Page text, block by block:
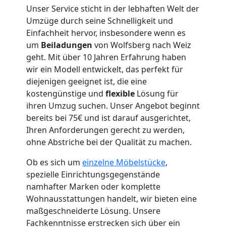
Unser Service sticht in der lebhaften Welt der
Umzüge durch seine Schnelligkeit und
Einfachheit hervor, insbesondere wenn es
um Beiladungen von Wolfsberg nach Weiz
geht. Mit über 10 Jahren Erfahrung haben
wir ein Modell entwickelt, das perfekt für
diejenigen geeignet ist, die eine
kostengünstige und flexible Lösung für
ihren Umzug suchen. Unser Angebot beginnt
bereits bei 75€ und ist darauf ausgerichtet,
Ihren Anforderungen gerecht zu werden,
ohne Abstriche bei der Qualität zu machen.
Ob es sich um einzelne Möbelstücke,
spezielle Einrichtungsgegenstände
namhafter Marken oder komplette
Wohnausstattungen handelt, wir bieten eine
maßgeschneiderte Lösung. Unsere
Fachkenntnisse erstrecken sich über ein
Umzugshelfer
Wolfsberg
Möbeltaxi
Wolfsberg
Kleintransport
Wolfsberg